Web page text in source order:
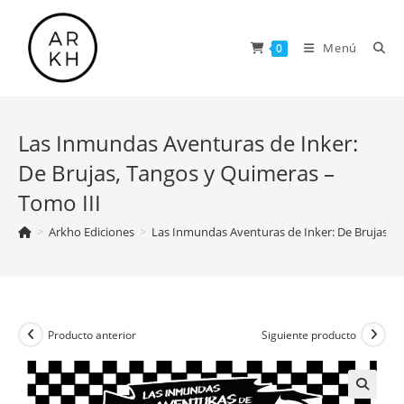
contenido
0 Menú
Las Inmundas Aventuras de Inker:
De Brujas, Tangos y Quimeras –
Tomo III
> Arkho Ediciones > Las Inmundas Aventuras de Inker: De Brujas,
Producto anterior Siguiente producto